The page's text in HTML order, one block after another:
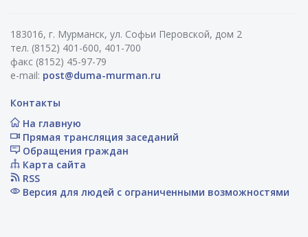
183016, г. Мурманск, ул. Софьи Перовской, дом 2
тел. (8152) 401-600, 401-700
факс (8152) 45-97-79
e-mail: post@duma-murman.ru
Контакты
На главную
Прямая трансляция заседаний
Обращения граждан
Карта сайта
RSS
Версия для людей с ограниченными возможностями